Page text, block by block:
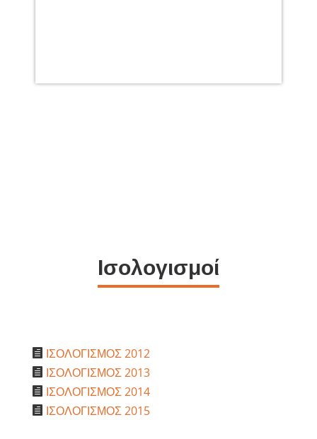
Ισολογισμοί
 ΙΣΟΛΟΓΙΣΜΟΣ 2012
 ΙΣΟΛΟΓΙΣΜΟΣ 2013
 ΙΣΟΛΟΓΙΣΜΟΣ 2014
 ΙΣΟΛΟΓΙΣΜΟΣ 2015